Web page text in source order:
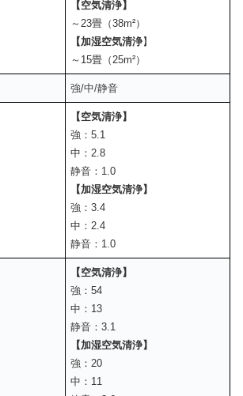
【空気清浄】
～23畳（38m²）
【加湿空気清浄】
～15畳（25m²）
強/中/静音
【空気清浄】
強：5.1
中：2.8
静音：1.0
【加湿空気清浄】
強：3.4
中：2.4
静音：1.0
【空気清浄】
強：54
中：13
静音：3.1
【加湿空気清浄】
強：20
中：11